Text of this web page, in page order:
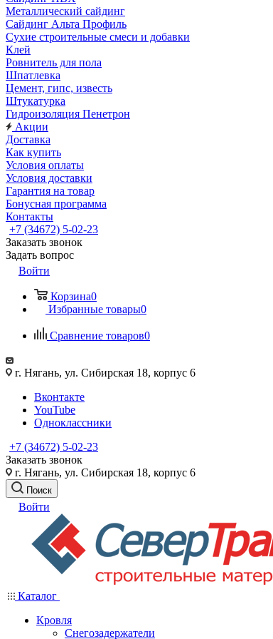
Металлический сайдинг
Сайдинг Альта Профиль
Сухие строительные смеси и добавки
Клей
Ровнитель для пола
Шпатлевка
Цемент, гипс, известь
Штукатурка
Гидроизоляция Пенетрон
Акции
Доставка
Как купить
Условия оплаты
Условия доставки
Гарантия на товар
Бонусная программа
Контакты
+7 (34672) 5-02-23
Заказать звонок
Задать вопрос
Войти
Корзина0
Избранные товары0
Сравнение товаров0
г. Нягань, ул. Сибирская 18, корпус 6
Вконтакте
YouTube
Одноклассники
+7 (34672) 5-02-23
Заказать звонок
г. Нягань, ул. Сибирская 18, корпус 6
Поиск
Войти
Каталог
Кровля
Снегозадержатели